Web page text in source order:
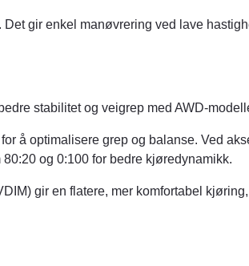
gir enkel manøvrering ved lave
stabilitet og veigrep med AWD-
å optimalisere grep og balanse. Ved
og 0:100 for bedre kjøredynamikk.
gir en flatere, mer komfortabel